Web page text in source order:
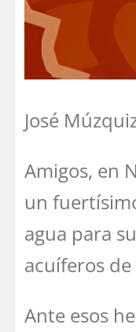
José
Amigos, en
un
agua para
acuíferos
Ante esos